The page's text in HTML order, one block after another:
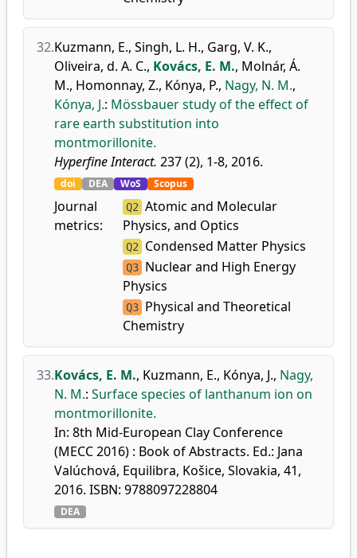
32.Kuzmann, E., Singh, L. H., Garg, V. K.,
Oliveira, d. A. C., Kovács, E. M., Molnár, Á.
M., Homonnay, Z., Kónya, P., Nagy, N. M.,
Kónya, J.: Mössbauer study of the effect of
rare earth substitution into
montmorillonite.
Hyperfine Interact. 237 (2), 1-8, 2016.
doi DEA WoS Scopus
Journal
metrics:
Q2 Atomic and Molecular
Physics, and Optics
Q2 Condensed Matter Physics
Q3 Nuclear and High Energy
Physics
Q3 Physical and Theoretical
Chemistry
33.Kovács, E. M., Kuzmann, E., Kónya, J., Nagy,
N. M.: Surface species of lanthanum ion on
montmorillonite.
In: 8th Mid-European Clay Conference
(MECC 2016) : Book of Abstracts. Ed.: Jana
Valúchová, Equilibra, Košice, Slovakia, 41,
2016. ISBN: 9788097228804
DEA